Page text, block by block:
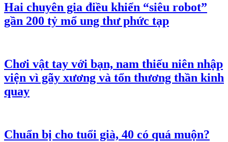
Hai chuyên gia điều khiển “siêu robot”
gần 200 tỷ mổ ung thư phức tạp
Chơi vật tay với bạn, nam thiếu niên nhập
viện vì gãy xương và tổn thương thần kinh
quay
Chuẩn bị cho tuổi già, 40 có quá muộn?